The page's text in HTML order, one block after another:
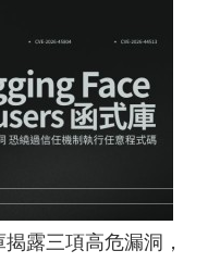
露三項高危漏洞，